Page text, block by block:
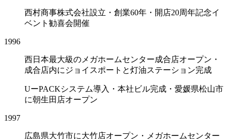
西村商事株式会社設立・創業60年・開店20周年記念イ
ベント勧喜会開催
1996
西日本最大級のメガホームセンター成合店オープン・
成合店内にジョイスポートと灯油ステーション完成
UーPACKシステム導入・本社ビル完成・愛媛県松山市
に朝生田店オープン
1997
広島県大竹市に大竹店オープン・メガホームセンター